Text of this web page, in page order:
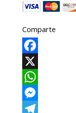
Comparte
Facebook
X
WhatsApp
Messenger